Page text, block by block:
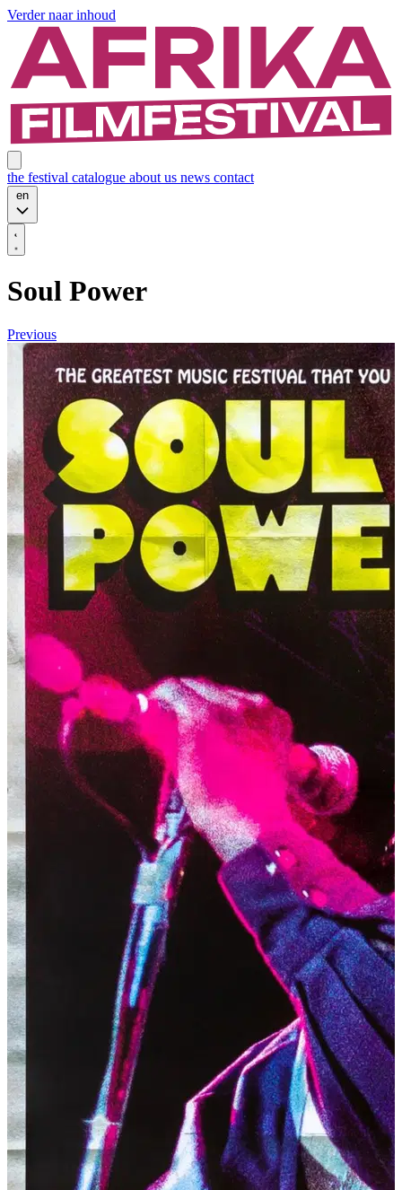
Verder naar inhoud
the festival catalogue about us news contact
en
Soul Power
Previous